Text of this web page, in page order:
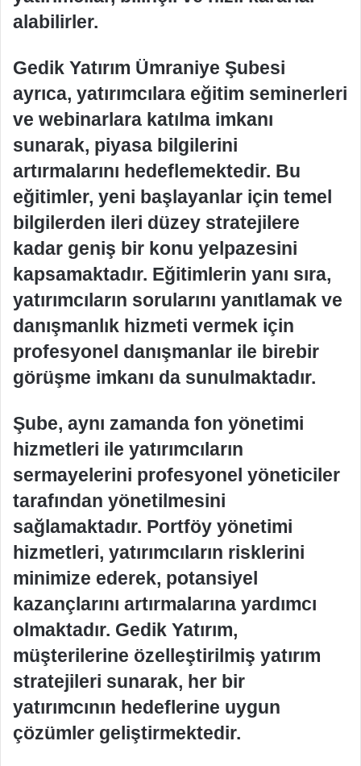
alabilirler.
Gedik Yatırım Ümraniye Şubesi
ayrıca, yatırımcılara eğitim seminerleri
ve webinarlara katılma imkanı
sunarak, piyasa bilgilerini
artırmalarını hedeflemektedir. Bu
eğitimler, yeni başlayanlar için temel
bilgilerden ileri düzey stratejilere
kadar geniş bir konu yelpazesini
kapsamaktadır. Eğitimlerin yanı sıra,
yatırımcıların sorularını yanıtlamak ve
danışmanlık hizmeti vermek için
profesyonel danışmanlar ile birebir
görüşme imkanı da sunulmaktadır.
Şube, aynı zamanda fon yönetimi
hizmetleri ile yatırımcıların
sermayelerini profesyonel yöneticiler
tarafından yönetilmesini
sağlamaktadır. Portföy yönetimi
hizmetleri, yatırımcıların risklerini
minimize ederek, potansiyel
kazançlarını artırmalarına yardımcı
olmaktadır. Gedik Yatırım,
müşterilerine özelleştirilmiş yatırım
stratejileri sunarak, her bir
yatırımcının hedeflerine uygun
çözümler geliştirmektedir.